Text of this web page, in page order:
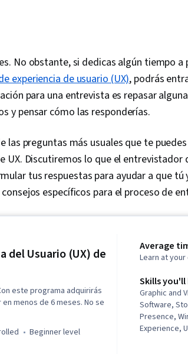
No obstante, si dedicas algún tiempo a
experiencia de usuario (UX), podrás
para una entrevista es repasar
y pensar cómo las responderías.
las preguntas más usuales que te
UX. Discutiremos lo que el entrevistador
tus respuestas para ayudar a que
específicos para el proceso de
del Usuario (UX) de
este programa adquirirás
menos de 6 meses. No se
beginner level
Average
Learn at
Skills you'll
Graphic and
Software,
Presence,
Experience,